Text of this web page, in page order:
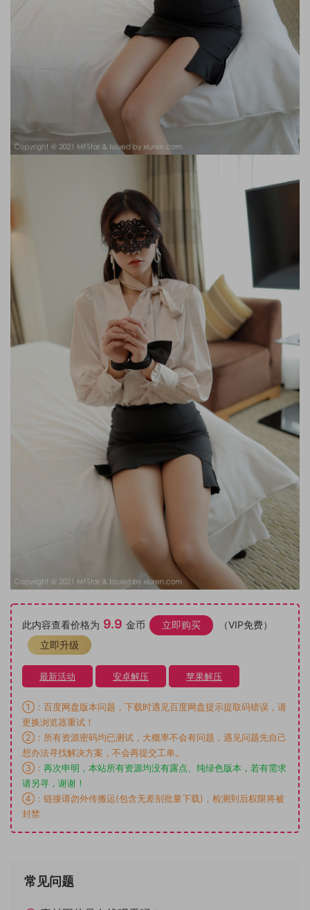
此内容查看价格为 9.9 金币 立即购买
（VIP免费）
立即升级
最新活动 安卓解压 苹果解压
①：百度网盘版本问题，下载时遇见百度网盘提示提取码错误，请
更换浏览器重试！
②：所有资源密码均已测试，大概率不会有问题，遇见问题先自己
想办法寻找解决方案，不会再提交工单。
③： 再次申明，本站所有资源均没有露点、纯绿色版本，若有需求
请另寻，谢谢！
④：链接请勿外传搬运(包含无差别批量下载)，检测到后权限将被
封禁
常见问题